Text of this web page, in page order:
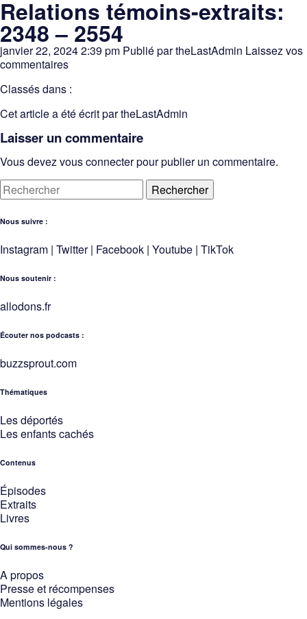
Relations témoins-extraits:
2348 – 2554
janvier 22, 2024 2:39 pm Publié partheLastAdmin Laissez vos
commentaires
Classés dans :
Cet article a été écrit par theLastAdmin
Laisser un commentaire
Vous devezvous connecterpour publier un commentaire.
Rechercher
Nous suivre :
Instagram | Twitter| Facebook | Youtube | TikTok
Nous soutenir :
allodons.fr
Écouter nos podcasts :
buzzsprout.com
Thématiques
Les déportés
Les enfants cachés
Contenus
Épisodes
Extraits
Livres
Qui sommes-nous ?
A propos
Presse et récompenses
Mentions légales